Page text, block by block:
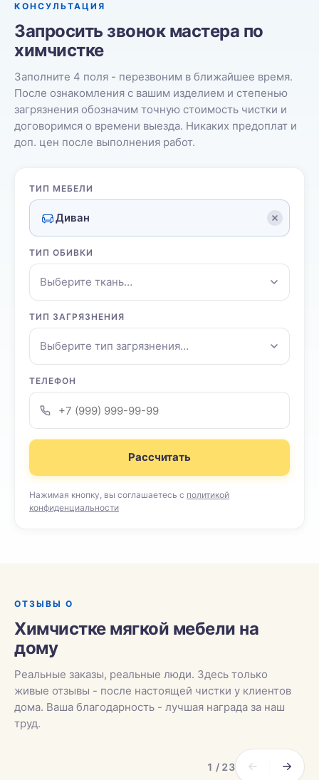
КОНСУЛЬТАЦИЯ
Запросить звонок мастера по
химчистке
Заполните 4 поля - перезвоним в ближайшее время.
После ознакомления с вашим изделием и степенью
загрязнения обозначим точную стоимость чистки и
договоримся о времени выезда. Никаких предоплат и
доп. цен после выполнения работ.
ТИП МЕБЕЛИ
Диван
ТИП ОБИВКИ
Выберите ткань…
ТИП ЗАГРЯЗНЕНИЯ
Выберите тип загрязнения…
ТЕЛЕФОН
Рассчитать
Нажимая кнопку, вы соглашаетесь с политикой
конфиденциальности
ОТЗЫВЫ О
Химчистке мягкой мебели на
дому
Реальные заказы, реальные люди. Здесь только
живые отзывы - после настоящей чистки у клиентов
дома. Ваша благодарность - лучшая награда за наш
труд.
1 / 23